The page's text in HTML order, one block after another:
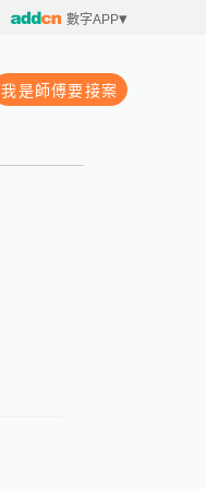
數字APP
我是師傅要接案